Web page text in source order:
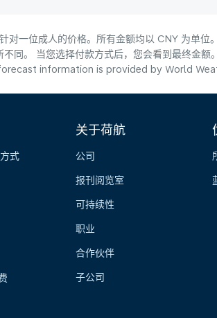
对一位成人的价格。所有金额均以 CNY 为单
同。 当您选择付款方式后，您会看到最终金额。
information is provided by World
式
关于荷航
公司
报刊阅览室
可持续性
职业
合作伙伴
子公司